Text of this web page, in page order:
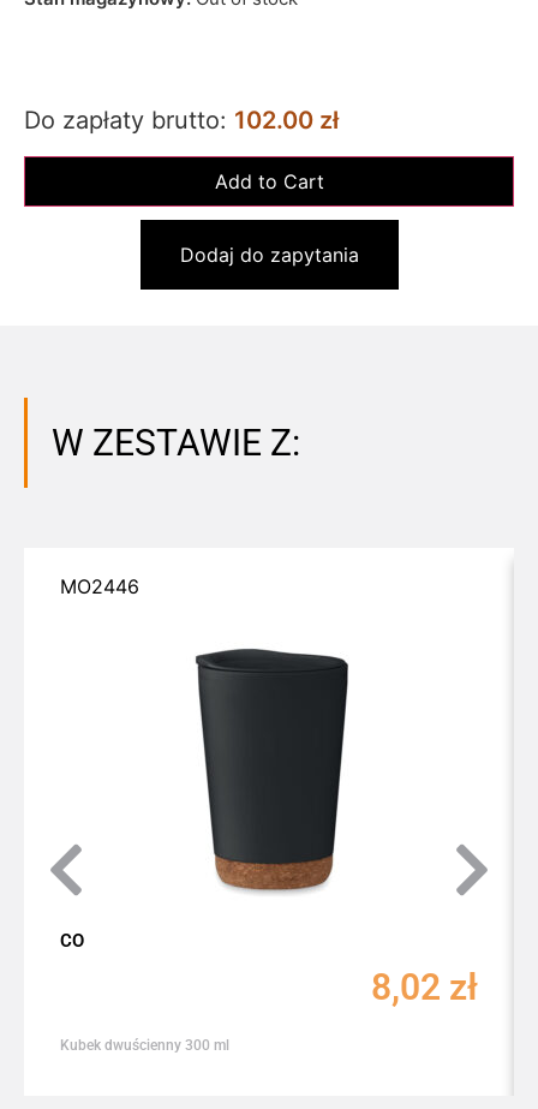
Do zapłaty brutto: 102.00 zł
Dodaj do zapytania
W ZESTAWIE Z:
MO2446
CO
8,02 zł
Kubek dwuścienny 300 ml